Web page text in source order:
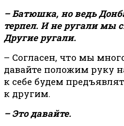
– Батюшка, но ведь
терпел. И не ругали мы
Другие ругали.
– Согласен, что мы
давайте положим руку
к себе будем
к другим.
– Это давайте.